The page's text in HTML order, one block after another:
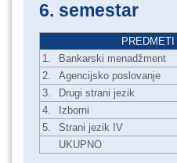
6. semestar
PREDMETI
1.
Bankarski menadžment
2.
Agencijsko poslovanje
3.
Drugi strani jezik
4.
Izborni
5.
Strani jezik IV
UKUPNO